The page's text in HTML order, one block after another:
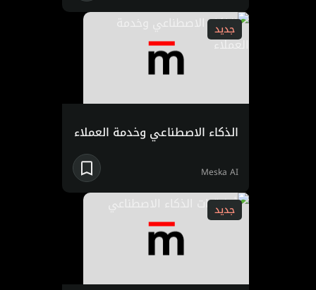
جديد
الذكاء الاصطناعي وخدمة العملاء
Meska AI
جديد